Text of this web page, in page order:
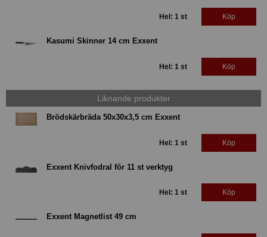
Hel: 1 st Köp
Kasumi Skinner 14 cm Exxent
Hel: 1 st Köp
Liknande produkter
Brödskärbräda 50x30x3,5 cm Exxent
Hel: 1 st Köp
Exxent Knivfodral för 11 st verktyg
Hel: 1 st Köp
Exxent Magnetlist 49 cm